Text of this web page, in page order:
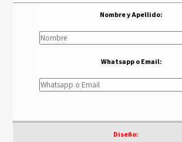
Nombre y Apellido:
Whatsapp o Email:
Diseño: